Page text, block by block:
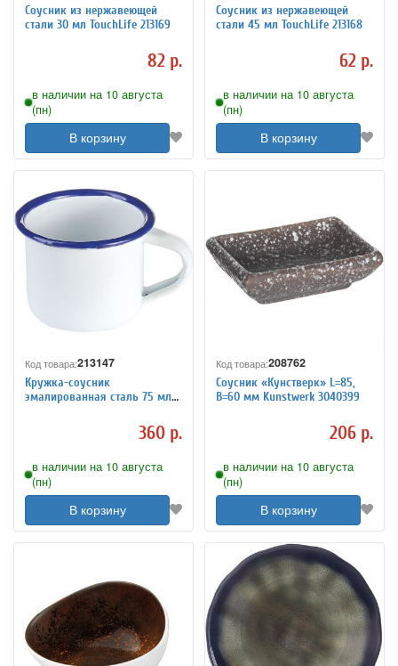
Соусник из нержавеющей
стали 30 мл TouchLife 213169
82 р.
в наличии на 10 августа
(пн)
В корзину
Соусник из нержавеющей
стали 45 мл TouchLife 213168
62 р.
в наличии на 10 августа
(пн)
В корзину
Код товара:213147
Кружка-соусник
эмалированная сталь 75 мл
360 р.
в наличии на 10 августа
(пн)
В корзину
Код товара:208762
Соусник «Кунстверк» L=85,
B=60 мм Kunstwerk 3040399
206 р.
в наличии на 10 августа
(пн)
В корзину